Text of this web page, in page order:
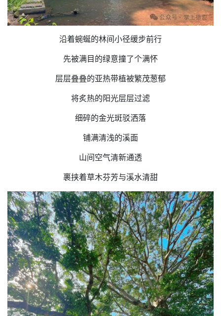
沿着蜿蜒的林间小径缓步前行
先被满目的绿意撞了个满怀
层层叠叠的亚热带植被繁茂葱郁
将炙热的阳光层层过滤
细碎的金光斑驳洒落
铺满清浅的溪面
山间空气清新通透
裹挟着草木芬芳与溪水清甜